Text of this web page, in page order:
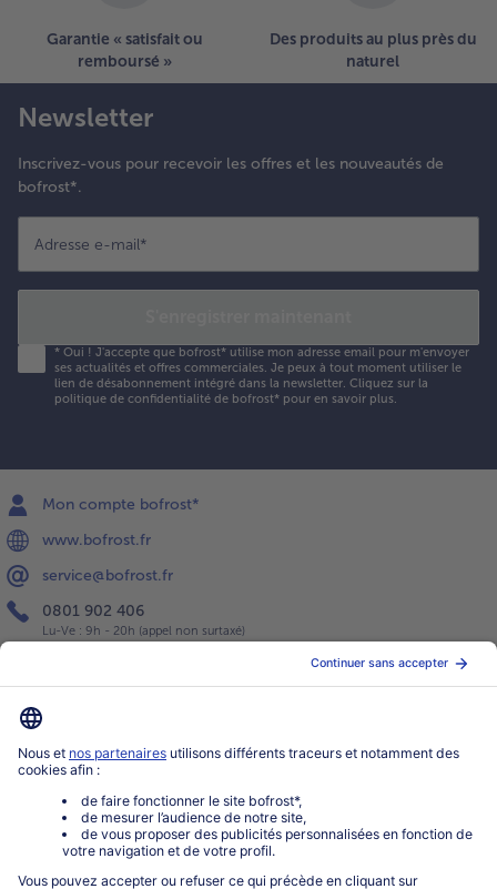
Garantie « satisfait ou
remboursé »
Des produits au plus près du
naturel
Newsletter
Inscrivez-vous pour recevoir les offres et les nouveautés de
bofrost*.
Adresse e-mail*
* Oui ! J'accepte que bofrost* utilise mon adresse email pour m'envoyer
ses actualités et offres commerciales. Je peux à tout moment utiliser le
lien de désabonnement intégré dans la newsletter. Cliquez sur la
politique de confidentialité de bofrost* pour en savoir plus.
Mon compte bofrost*
www.bofrost.fr
service@bofrost.fr
0801 902 406
Lu-Ve : 9h - 20h (appel non surtaxé)
Service
À propos de bofrost*